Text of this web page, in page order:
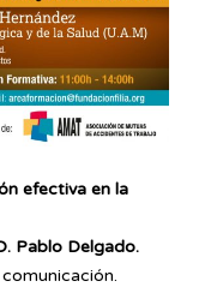
efectiva en la
Pablo Delgado.